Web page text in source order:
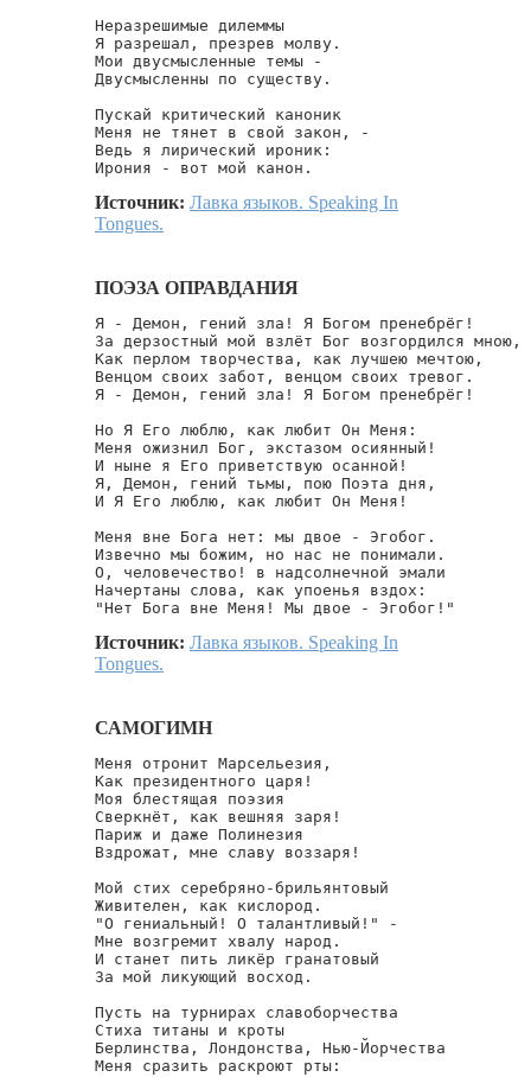
Неразрешимые дилеммы
Я разрешал, презрев молву.
Мои двусмысленные темы -
Двусмысленны по существу.
Пускай критический каноник
Меня не тянет в свой закон, -
Ведь я лирический ироник:
Ирония - вот мой канон.
Источник: Лавка языков. Speaking In
Tongues.
ПОЭЗА ОПРАВДАНИЯ
Я - Демон, гений зла! Я Богом пренебрёг!
За дерзостный мой взлёт Бог возгордился мною,
Как перлом творчества, как лучшею мечтою,
Венцом своих забот, венцом своих тревог.
Я - Демон, гений зла! Я Богом пренебрёг!
Но Я Его люблю, как любит Он Меня:
Меня ожизнил Бог, экстазом осиянный!
И ныне я Его приветствую осанной!
Я, Демон, гений тьмы, пою Поэта дня,
И Я Его люблю, как любит Он Меня!
Меня вне Бога нет: мы двое - Эгобог.
Извечно мы божим, но нас не понимали.
О, человечество! в надсолнечной эмали
Начертаны слова, как упоенья вздох:
"Нет Бога вне Меня! Мы двое - Эгобог!"
Источник: Лавка языков. Speaking In
Tongues.
САМОГИМН
Меня отронит Марсельезия,
Как президентного царя!
Моя блестящая поэзия
Сверкнёт, как вешняя заря!
Париж и даже Полинезия
Вздрожат, мне славу воззаря!
Мой стих серебряно-брильянтовый
Живителен, как кислород.
"О гениальный! О талантливый!" -
Мне возгремит хвалу народ.
И станет пить ликёр гранатовый
За мой ликующий восход.
Пусть на турнирах славоборчества
Стиха титаны и кроты
Берлинства, Лондонства, Нью-Йорчества
Меня сразить раскроют рты: